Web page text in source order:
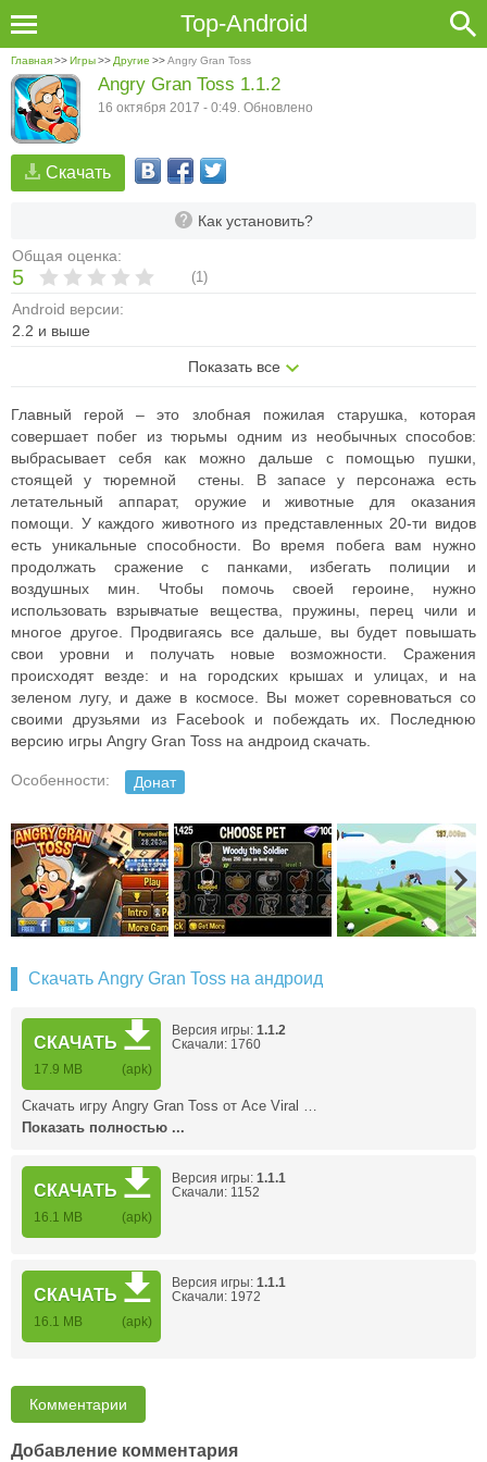
Top-Android
Главная>>Игры>> Другие >>Angry Gran Toss
Скачать
Как установить?
Общая оценка:
5 (1)
Android версии:
2.2 и выше
Показать все
Angry Gran Toss 1.1.2
16 октября 2017 - 0:49. Обновлено
Главный герой – это злобная пожилая старушка, которая
совершает побег из тюрьмы одним из необычных способов:
выбрасывает себя как можно дальше с помощью пушки,
стоящей у тюремной стены. В запасе у персонажа есть
летательный аппарат, оружие и животные для оказания
помощи. У каждого животного из представленных 20-ти видов
есть уникальные способности. Во время побега вам нужно
продолжать сражение с панками, избегать полиции и
воздушных мин. Чтобы помочь своей героине, нужно
использовать взрывчатые вещества, пружины, перец чили и
многое другое. Продвигаясь все дальше, вы будет повышать
свои уровни и получать новые возможности. Сражения
происходят везде: и на городских крышах и улицах, и на
зеленом лугу, и даже в космосе. Вы может соревноваться со
своими друзьями из Facebook и побеждать их. Последнюю
версию игры Angry Gran Toss на андроид скачать.
Особенности: Донат
Скачать Angry Gran Toss на андроид
СКАЧАТЬ
17.9 MB (apk)
Версия игры: 1.1.2
Скачали: 1760
Скачать игру Angry Gran Toss от Ace Viral …
Показать полностью ...
СКАЧАТЬ
16.1 MB (apk)
Версия игры: 1.1.1
Скачали: 1152
СКАЧАТЬ
16.1 MB (apk)
Версия игры: 1.1.1
Скачали: 1972
Комментарии
Добавление комментария